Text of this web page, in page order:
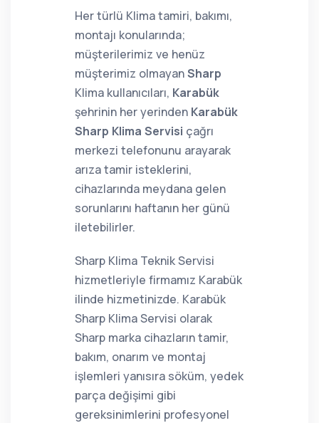
Her türlü Klima tamiri, bakımı,
montajı konularında;
müşterilerimiz ve henüz
müşterimiz olmayanSharp
Klima kullanıcıları, Karabük
şehrinin her yerinden Karabük
Sharp Klima Servisi çağrı
merkezi telefonunu arayarak
arıza tamir isteklerini,
cihazlarında meydana gelen
sorunlarını haftanın her günü
iletebilirler.
Sharp Klima Teknik Servisi
hizmetleriyle firmamız Karabük
ilinde hizmetinizde. Karabük
Sharp Klima Servisi olarak
Sharp marka cihazların tamir,
bakım, onarım ve montaj
işlemleri yanısıra söküm, yedek
parça değişimi gibi
gereksinimlerini profesyonel